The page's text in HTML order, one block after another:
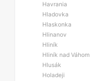
Havrania
Hladovka
Hlaskonka
Hlinanov
Hliník
Hliník nad Váhom
Hlusák
Holadeji